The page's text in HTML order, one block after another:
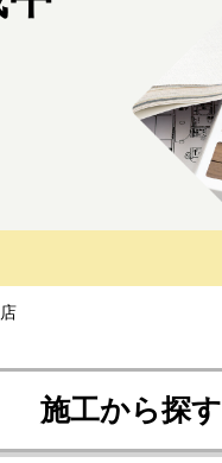
施工から探す